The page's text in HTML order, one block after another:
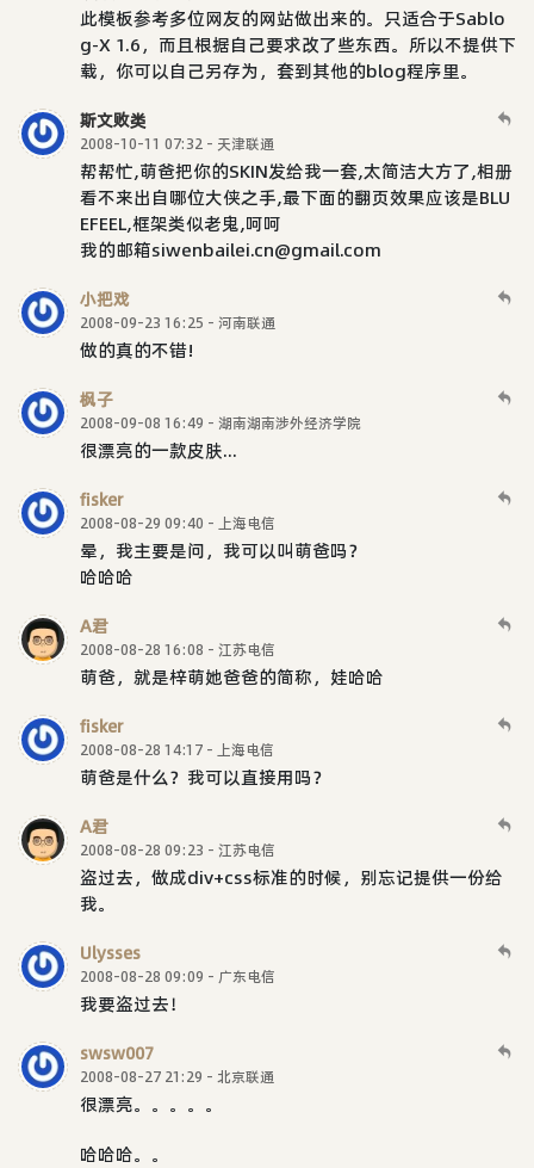
此模板参考多位网友的网站做出来的。只适合于Sablo
g-X 1.6，而且根据自己要求改了些东西。所以不提供下
载，你可以自己另存为，套到其他的blog程序里。
斯文败类
2008-10-11 07:32 - 天津联通
帮帮忙,萌爸把你的SKIN发给我一套,太简洁大方了,相册
看不来出自哪位大侠之手,最下面的翻页效果应该是BLU
EFEEL,框架类似老鬼,呵呵
我的邮箱siwenbailei.cn@gmail.com
小把戏
2008-09-23 16:25 - 河南联通
做的真的不错!
枫子
2008-09-08 16:49 - 湖南湖南涉外经济学院
很漂亮的一款皮肤...
fisker
2008-08-29 09:40 - 上海电信
晕，我主要是问，我可以叫萌爸吗？
哈哈哈
A君
2008-08-28 16:08 - 江苏电信
萌爸，就是梓萌她爸爸的简称，娃哈哈
fisker
2008-08-28 14:17 - 上海电信
萌爸是什么？我可以直接用吗？
A君
2008-08-28 09:23 - 江苏电信
盗过去，做成div+css标准的时候，别忘记提供一份给
我。
Ulysses
2008-08-28 09:09 - 广东电信
我要盗过去！
swsw007
2008-08-27 21:29 - 北京联通
很漂亮。。。。。
哈哈哈。。